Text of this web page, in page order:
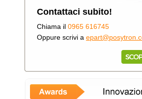
Contattaci subito!
Chiama il 0965 616745
Oppure scrivi a